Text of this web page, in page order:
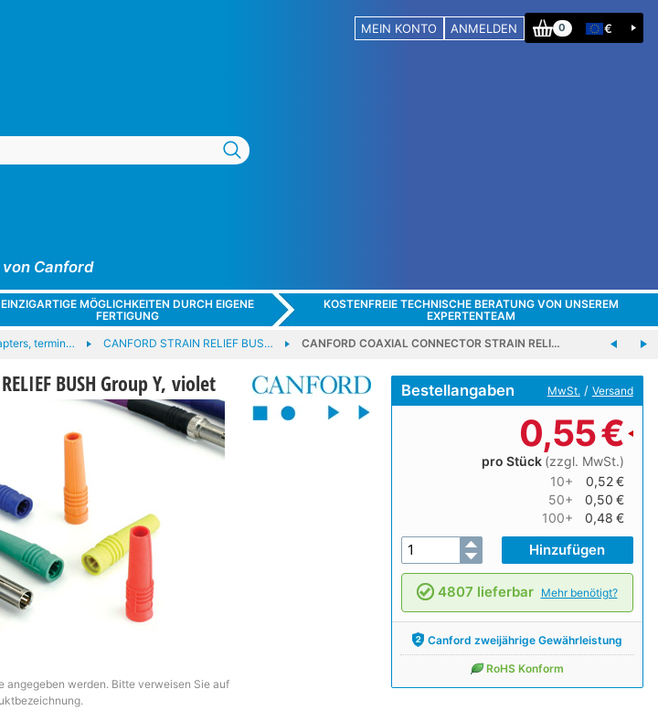
MEIN KONTO ANMELDEN 0 €
Canford
EINZIGARTIGE MÖGLICHKEITEN DURCH EIGENE
FERTIGUNG
KOSTENFREIE TECHNISCHE BERATUNG VON UNSEREM
EXPERTENTEAM
termin… CANFORD STRAIN RELIEF BUS… CANFORD COAXIAL CONNECTOR STRAIN RELI…
BUSH Group Y, violet
angegeben werden. Bitte verweisen Sie auf
Bestellangaben MwSt. / Versand
0,55€
pro Stück (zzgl. MwSt.)
10+
0,52 €
50+
0,50 €
100+
0,48 €
4807 lieferbar Mehr benötigt?
Canford zweijährige Gewährleistung
RoHS Konform